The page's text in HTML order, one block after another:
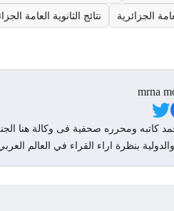
الجزائرية نتائج الثانوية العامة
mrna
كاتبه ومحرره صحفية فى وكالة هنا
بنظرة اراء القراء في العالم